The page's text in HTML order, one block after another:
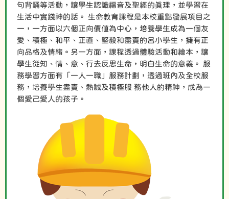
句背誦等活動，讓學生認識福音及聖經的真理，並學習在
生活中實踐神的話。 生命教育課程是本校重點發展項目之
一，一方面以六個正向價值為中心，培養學生成為一個友
愛、積極、和平、正直、堅毅和盡責的呂小學生，擁有正
向品格及情緒。另一方面，課程透過體驗活動和繪本，讓
學生從知、情、意、行去反思生命，明白生命的意義。 服
務學習方面有「一人一職」服務計劃，透過班內及全校服
務，培養學生盡責、熱誠及積極服 務他人的精神，成為一
個愛己愛人的孩子。